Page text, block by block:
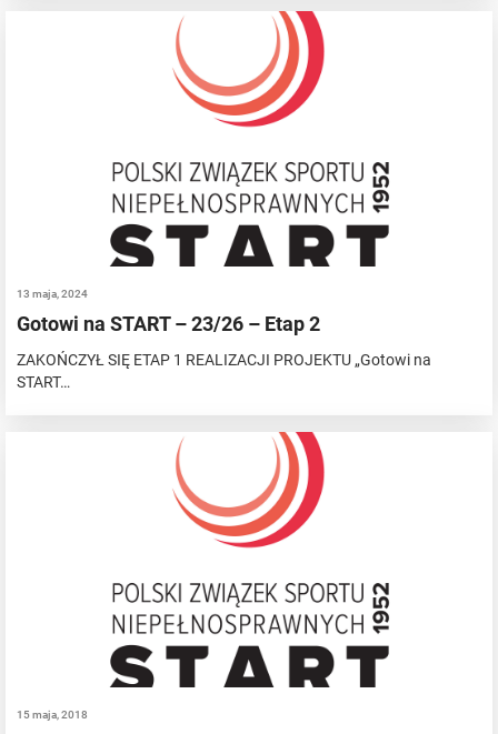
13 maja, 2024
Gotowi na START – 23/26 – Etap 2
ZAKOŃCZYŁ SIĘ ETAP 1 REALIZACJI PROJEKTU „Gotowi na
START…
15 maja, 2018